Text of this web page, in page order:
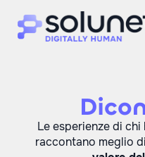
Le esperienze di
raccontano meglio